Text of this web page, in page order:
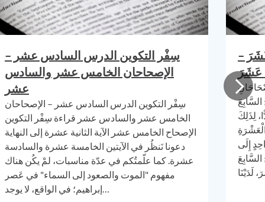
الذي
يسوع
ومع
ما عن
يسوع
لذا،
شام
ذلك
كان
سِفْر التكوين الدرس السادس عشر –
الإصحاحان الخامس عشر والسادس
عشر
سِفْر التكوين الدرس السادس عشر – الإصحاحان
الخامس عشر والسادس عشر قراءة سِفْر التكوين
الإصحاح الخامس عشر الآية الثانية عشرة إلى النهاية
دعونا نَنظُر في الآيتين الخامسة عشرة والسادسة
عشرة. كما علّمتُكم في عدّة مناسبات، لمْ يكُن هناك
مفهوم "الموت والصعود إلى السماء" في عَصر
إبراهيم؛ في الواقع، لا يوجد…
–
عَشَرَ
لِذَلِكَ
إِلَى